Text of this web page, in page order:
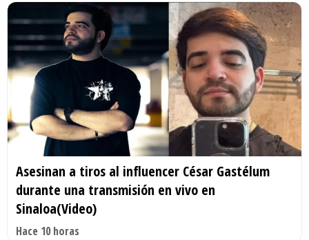
Asesinan a tiros al influencer César Gastélum
durante una transmisión en vivo en
Sinaloa(Video)
Hace 10 horas